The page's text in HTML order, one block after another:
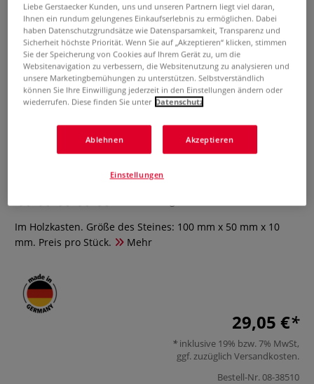
Original Arkansas-Ölstein
Im Holzkasten. Größe des Steines: 100 mm x 50 mm x 10
mm. Preis pro Stück.
Mehr
29,05 €
inklusive 19% bzw. 7% MwSt,
ggf. zuzüglich Versandkosten.
Bestell-Nr.08-38510
Liebe Gerstaecker Kunden, uns und unseren Partnern liegt viel daran,
Ihnen ein rundum gelungenes Einkaufserlebnis zu ermöglichen. Dabei
haben Datenschutzgrundsätze wie Datensparsamkeit, Transparenz und
Sicherheit höchste Priorität. Wenn Sie auf „Akzeptieren“ klicken, stimmen
Sie der Speicherung von Cookies auf Ihrem Gerät zu, um die
Websitenavigation zu verbessern, die Websitenutzung zu analysieren und
unsere Marketingbemühungen zu unterstützen. Selbstverständlich
können Sie Ihre Einwilligung jederzeit in den Einstellungen ändern oder
wiederrufen. Diese finden Sie unter Datenschutz
Ablehnen Akzeptieren
Einstellungen